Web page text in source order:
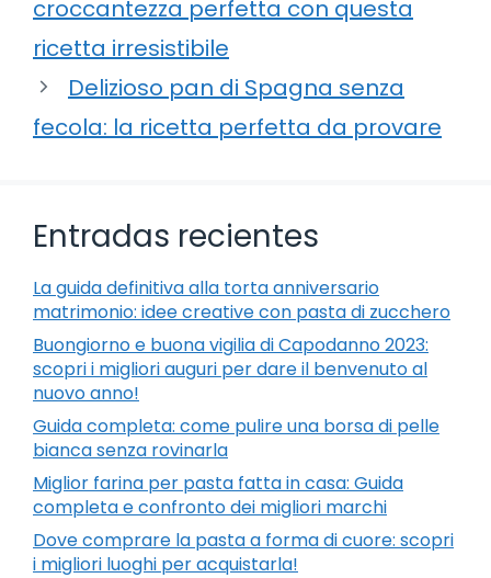
croccantezza perfetta con questa
ricetta irresistibile
Delizioso pan di Spagna senza
fecola: la ricetta perfetta da provare
Entradas recientes
La guida definitiva alla torta anniversario
matrimonio: idee creative con pasta di zucchero
Buongiorno e buona vigilia di Capodanno 2023:
scopri i migliori auguri per dare il benvenuto al
nuovo anno!
Guida completa: come pulire una borsa di pelle
bianca senza rovinarla
Miglior farina per pasta fatta in casa: Guida
completa e confronto dei migliori marchi
Dove comprare la pasta a forma di cuore: scopri
i migliori luoghi per acquistarla!